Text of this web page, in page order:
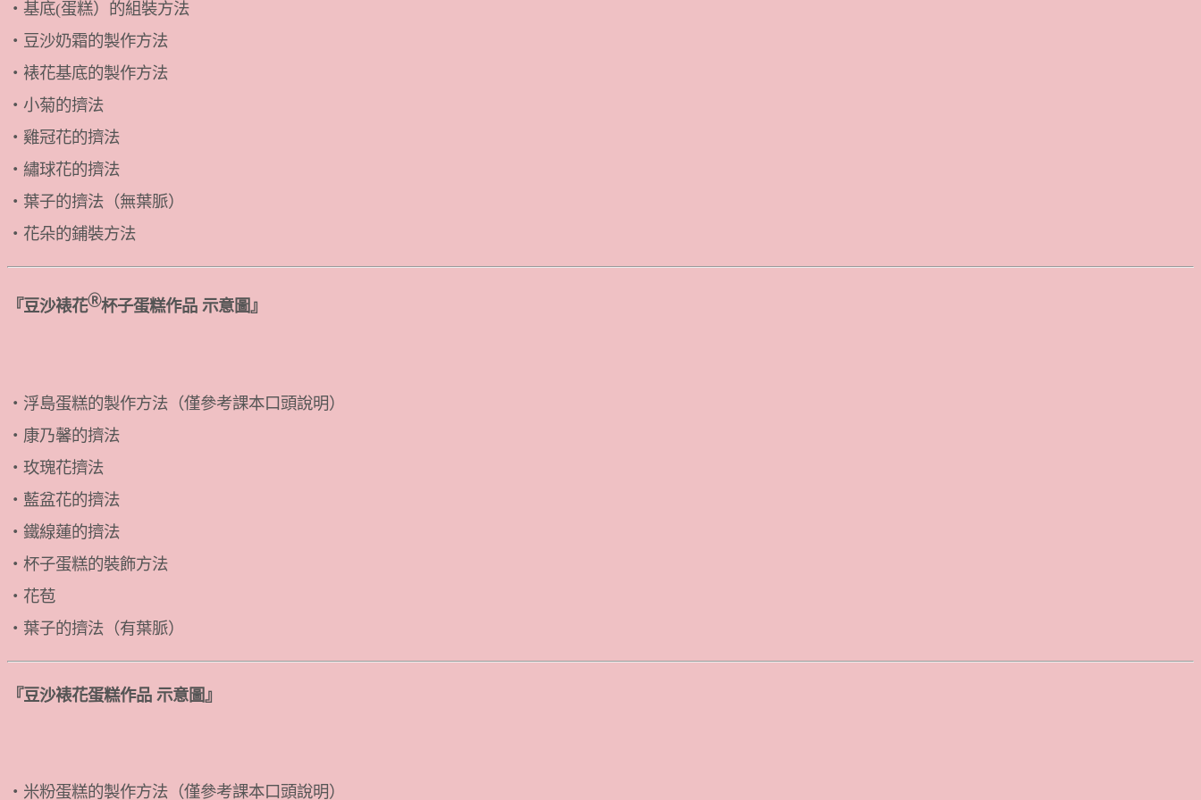
・基底(蛋糕）的組裝方法
・豆沙奶霜的製作方法
・裱花基底的製作方法
・小菊的擠法
・雞冠花的擠法
・繡球花的擠法
・葉子的擠法（無葉脈）
・花朵的鋪裝方法
『豆沙裱花Ⓡ杯子蛋糕作品 示意圖』
・浮島蛋糕的製作方法（僅參考課本口頭說明）
・康乃馨的擠法
・玫瑰花擠法
・藍盆花的擠法
・鐵線蓮的擠法
・杯子蛋糕的裝飾方法
・花苞
・葉子的擠法（有葉脈）
『豆沙裱花蛋糕作品 示意圖』
・米粉蛋糕的製作方法（僅參考課本口頭說明）